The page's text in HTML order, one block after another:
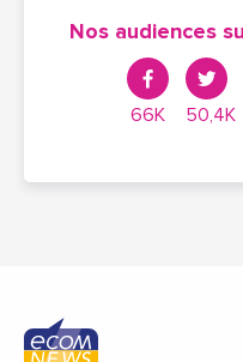
Nos audiences
66K 50,4K